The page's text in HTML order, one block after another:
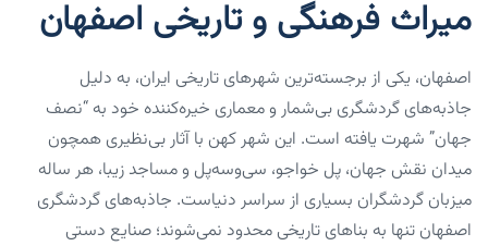
میراث فرهنگی و تاریخی اصفهان
اصفهان، یکی از برجسته‌ترین شهرهای تاریخی ایران، به دلیل
جاذبه‌های گردشگری بی‌شمار و معماری خیره‌کننده خود به “نصف
جهان” شهرت یافته است. این شهر کهن با آثار بی‌نظیری همچون
میدان نقش جهان، پل خواجو، سی‌وسه‌پل و مساجد زیبا، هر ساله
میزبان گردشگران بسیاری از سراسر دنیاست. جاذبه‌های گردشگری
اصفهان تنها به بناهای تاریخی محدود نمی‌شوند؛ صنایع دستی